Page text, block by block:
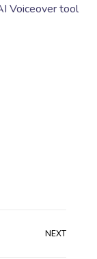
Voiceover tool
NEXT